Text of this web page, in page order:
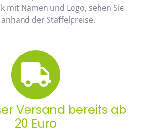
mit Namen und Logo, sehen Sie
der Staffelpreise.
Versand bereits ab
20 Euro